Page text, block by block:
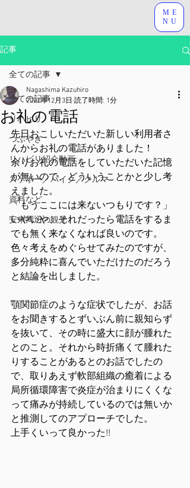
ME
NU
記事
全ての記事
リハビリ
つぶやき
リハビリ紹介動画
スケボー／バイク／クルマ
資料など
安来周辺の観光
全ての記事
お礼の電話
Nagashima Kazuhiro
2022年12月3日 読了時間: 1分
先日おこしいただいた新しい利用者さ
んからお礼の電話がありました！
余りお礼の電話をしていただいた記憶
が無いので、どういうことかと少し考
えました。
「もうここには来ないつもりです？」
いやいや、それだったら電話をするま
でも無く来なくなれば良いのです。
色々考えをめぐらせてみたのですが、
多分純粋に喜んでいただけたのだろう
と結論を出しました。
顎関節症のような症状でしたが、お話
をお聞きするとずいぶん前に親知らず
を抜いて、その時に盛大に顔が腫れた
とのこと。それから時折痛くて腫れた
りすることがあるとのお話でしたの
で、取りあえず軟部組織の癒着による
局所循環障害で炎症が治まりにくくな
って痛みが持続しているのでは無いか
と推測してのアプローチでした。
上手くいって良かった!!